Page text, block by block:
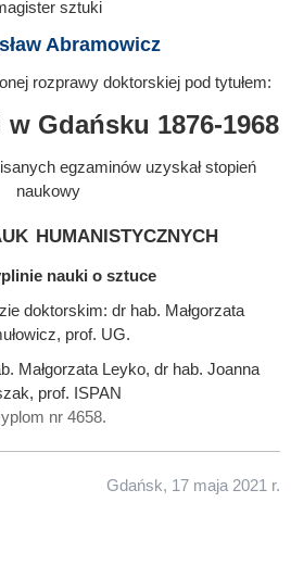
sztuki
Abramowicz
rozprawy doktorskiej pod tytułem:
Gdańsku 1876-1968
egzaminów uzyskał stopień
naukowy
humanistycznych
nauki o sztuce
doktorskim: dr hab. Małgorzata
prof. UG.
Małgorzata Leyko, dr hab. Joanna
prof. ISPAN
nr 4658.
Gdańsk, 17 maja 2021 r.